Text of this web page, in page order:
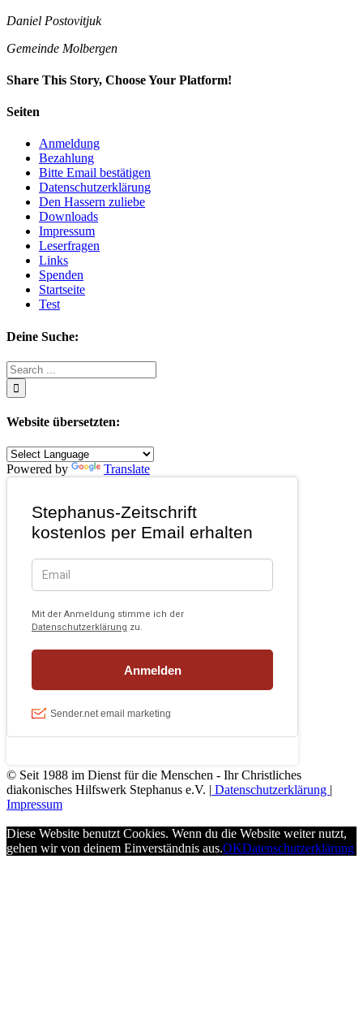
Daniel Postovitjuk
Gemeinde Molbergen
Share This Story, Choose Your Platform!
Facebook
Twitter
LinkedIn
Reddit
Whatsapp
Google+
Tumblr
Pinterest
Vk
Email
Seiten
Anmeldung
Bezahlung
Bitte Email bestätigen
Datenschutzerklärung
Den Hassern zuliebe
Downloads
Impressum
Leserfragen
Links
Spenden
Startseite
Test
Deine Suche:
Search
for:
Website übersetzten:
Powered by Translate
© Seit 1988 im Dienst für die Menschen - Ihr Christliches
diakonisches Hilfswerk Stephanus e.V. |
Datenschutzerklärung
Impressum
Diese Website benutzt Cookies. Wenn du die Website weiter nutzt,
gehen wir von deinem Einverständnis aus.OKDatenschutzerklärung